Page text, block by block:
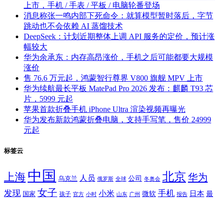
上市，手机 / 手表 / 平板 / 电脑轮番登场
消息称张一鸣内部下死命令：就算模型暂时落后，字节
跳动也不会依赖 AI 蒸馏技术
DeepSeek：计划近期整体上调 API 服务的定价，预计涨
幅较大
华为余承东：内存高昂涨价，手机之后可能都要大规模
涨价
售 76.6 万元起，鸿蒙智行尊界 V800 旗舰 MPV 上市
华为续航最长平板 MatePad Pro 2026 发布：麒麟 T93 芯
片，5999 元起
苹果首款折叠手机 iPhone Ultra 渲染视频再曝光
华为发布新款鸿蒙折叠电脑，支持手写笔，售价 24999
元起
标签云
上海 中国 乌克兰 人员 俄罗斯 全球 公司 冬奥会 北京 华为
发现 国家 女子 孩子 官方 小时 小米 山东 广州 微软 手机 报告 日本 最